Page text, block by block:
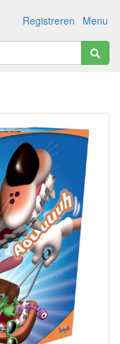
Menu
Registreren